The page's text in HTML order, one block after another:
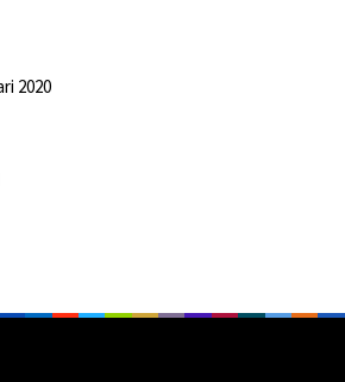
2020